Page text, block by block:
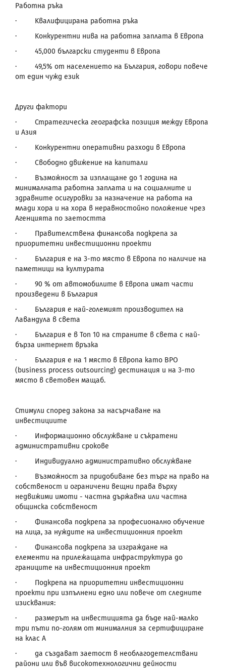
Работна ръка
· Kвалифицирана работна ръка
· Kонкурентни нива на работна заплата в Европа
· 45,000 български студенти в Европа
· 49,5% от населението на България, говори повече
от един чужд език
Други фактори
· Стратегическа географска позиция между Европа
и Азия
· Kонкурентни оперативни разходи в Европа
· Свободно движение на капитали
· Възможност за изплащане до 1 година на
минималната работна заплата и на социалните и
здравните осигуровки за назначение на работа на
млади хора и на хора в неравностойно положение чрез
Агенцията по заетостта
· Правителствена финансова подкрепа за
приоритетни инвестиционни проекти
· България е на 3-то място в Европа по наличие на
паметници на културата
· 90 % от автомобилите в Европа имат части
произведени в България
· България е най-големият производител на
Лавандула в света
· България е в Топ 10 на страните в света с най-
бърза интернет връзка
· България е на 1 място в Европа като BPO
(business process outsourcing) дестинация и на 3-то
място в световен мащаб.
Стимули според закона за насърчаване на
инвестициите
· Информационно обслужване и съкратени
административни срокове
· Индивидуално административно обслужване
· Възможност за придобиване без търг на право на
собственост и ограничени вещни права върху
недвижими имоти - частна държавна или частна
общинска собственост
· Финансова подкрепа за професионално обучение
на лица, за нуждите на инвестиционния проект
· Финансова подкрепа за изграждане на
елементи на прилежащата инфраструктура до
границите на инвестиционния проект
· Подкрепа на приоритетни инвестиционни
проекти при изпълнени едно или повече от следните
изисквания:
· размерът на инвестицията да бъде най-малко
три пъти по-голям от минималния за сертифициране
на клас А
· да създават заетост в необлагодетелствани
райони или във високотехнологични дейности